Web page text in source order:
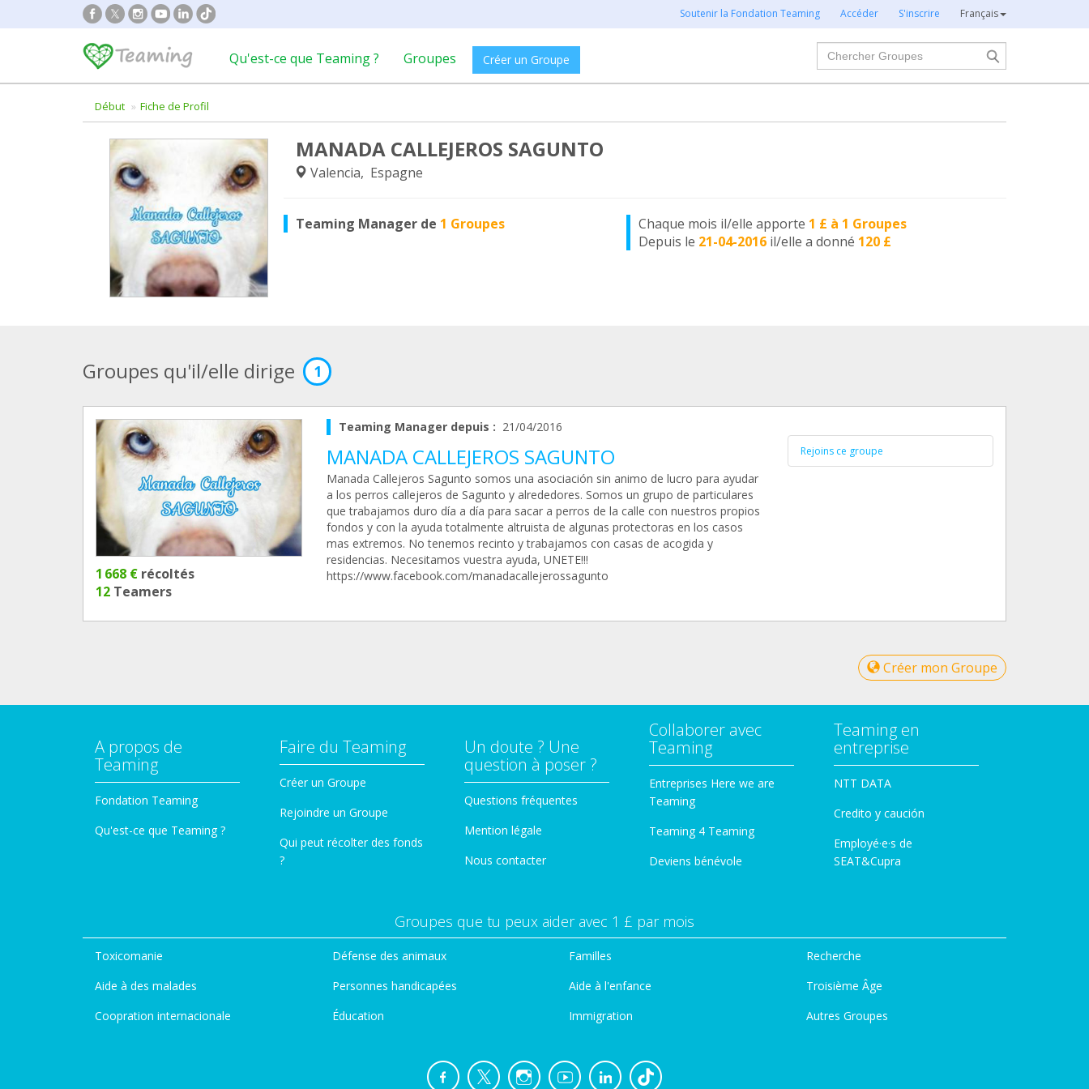
Soutenir la Fondation Teaming Accéder S'inscrire Français
Qu'est-ce que Teaming ? Groupes Créer un Groupe
Chercher
Début Fiche de Profil
MANADA CALLEJEROS SAGUNTO
Valencia, Espagne
Teaming Manager de 1 Groupes Chaque mois il/elle apporte 1 £ à 1 Groupes
Depuis le 21-04-2016 il/elle a donné 120 £
Groupes qu'il/elle dirige 1
1 668 € récoltés
12 Teamers
Teaming Manager depuis : 21/04/2016
MANADA CALLEJEROS SAGUNTO
Manada Callejeros Sagunto somos una asociación sin animo de lucro para ayudar
a los perros callejeros de Sagunto y alrededores. Somos un grupo de particulares
que trabajamos duro día a día para sacar a perros de la calle con nuestros propios
fondos y con la ayuda totalmente altruista de algunas protectoras en los casos
mas extremos. No tenemos recinto y trabajamos con casas de acogida y
residencias. Necesitamos vuestra ayuda, UNETE!!!
https://www.facebook.com/manadacallejerossagunto
Rejoins ce groupe
Créer mon Groupe
A propos de
Teaming
Fondation Teaming
Qu'est-ce que Teaming ?
Faire du Teaming
Créer un Groupe
Rejoindre un Groupe
Qui peut récolter des fonds
?
Un doute ? Une
question à poser ?
Questions fréquentes
Mention légale
Nous contacter
Collaborer avec
Teaming
Entreprises Here we are
Teaming
Teaming 4 Teaming
Deviens bénévole
Teaming en
entreprise
NTT DATA
Credito y caución
Employé·e·s de
SEAT&Cupra
Groupes que tu peux aider avec 1 £ par mois
Toxicomanie
Aide à des malades
Coopration internacionale
Défense des animaux
Personnes handicapées
Éducation
Familles
Aide à l'enfance
Immigration
Recherche
Troisième Âge
Autres Groupes